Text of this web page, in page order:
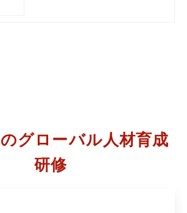
グローバル人材育成
研修